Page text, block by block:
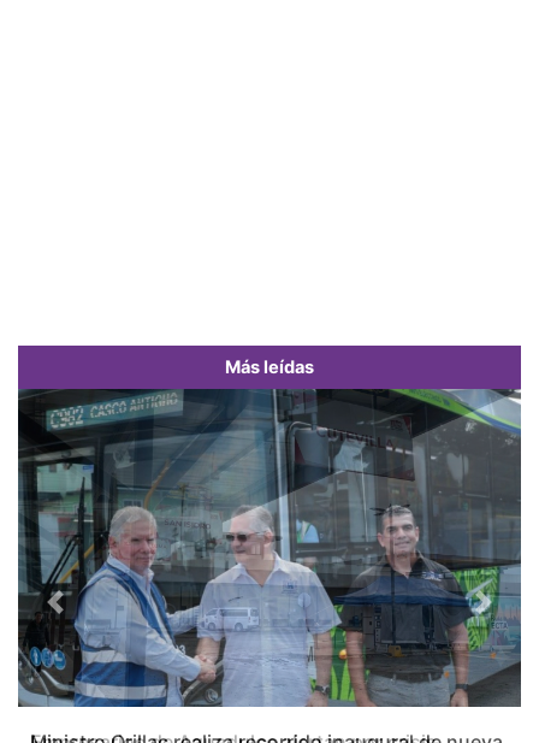
Más leídas
Previous Next